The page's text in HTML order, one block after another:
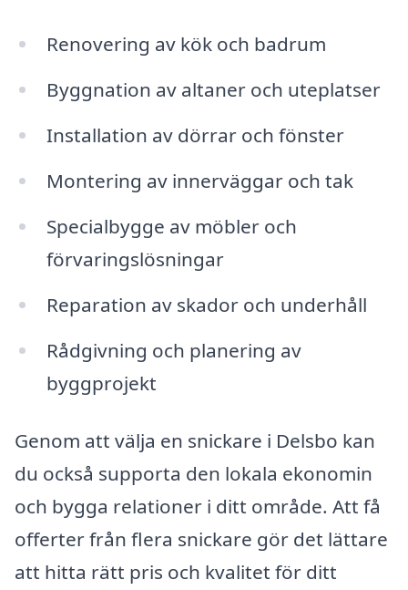
Renovering av kök och badrum
Byggnation av altaner och uteplatser
Installation av dörrar och fönster
Montering av innerväggar och tak
Specialbygge av möbler och
förvaringslösningar
Reparation av skador och underhåll
Rådgivning och planering av
byggprojekt
Genom att välja en snickare i Delsbo kan
du också supporta den lokala ekonomin
och bygga relationer i ditt område. Att få
offerter från flera snickare gör det lättare
att hitta rätt pris och kvalitet för ditt